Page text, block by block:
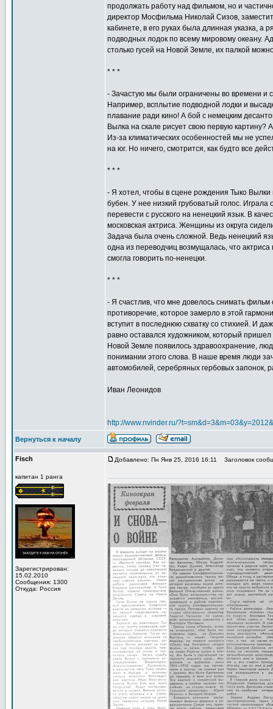
продолжать работу над фильмом, но и
директор Мосфильма Николай Сизов,
кабинете, в его руках была длинная указка, а
подводных лодок по всему мировому океану.
столько гусей на Новой Земле, их палкой
* * *
- Зачастую мы были ограничены во времени и
Например, всплытие подводной лодки и
плавание ради кино! А бой с немецким
Вылка на скале рисует свою первую картину?
Из-за климатических особенностей мы не
на юг. Но ничего, смотрится, как будто все
* * *
- Я хотел, чтобы в сцене рождения Тыко Вылки
бубен. У нее низкий грубоватый голос.
перевести с русского на ненецкий язык. В
московская актриса. Женщины из округа
Задача была очень сложной. Ведь ненецкий
одна из переводчиц возмущалась, что
смогла говорить по-ненецки.
* * *
- Я счастлив, что мне довелось снимать
противоречие, которое замерло в этой
вступит в последнюю схватку со стихией. И
равно оставался художником, который
Новой Земле появилось здравоохранение,
понимании этого слова. В наше время люди
автомобилей, серебряных гербовых запонок,
Иван Леонидов
http://www.nvinder.ru/
Вернуться к началу
Fisch
капитан 1 ранга
Зарегистрирован:
15.02.2010
Сообщения: 1300
Откуда: Россия
Добавлено: Пн Янв 25, 2016 16:11 Заголовок